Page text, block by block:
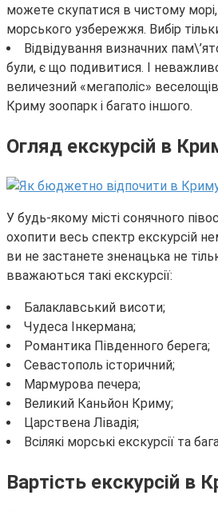
можете скупатися в чистому морі,
морського узбережжя. Вибір
Відвідування визначних
були, є що подивитися. І
величезний «мегаполіс»
Криму зоопарк і багато іншого.
Огляд екскурсій в
У будь-якому місті сонячного
охопити весь спектр екскурсій
ви не застанете зненацька не
вважаються такі екскурсії:
Балаклавський висоти;
Чудеса Інкермана;
Романтика Південного берега;
Севастополь історичний;
Мармурова печера;
Великий Каньйон Криму;
Царствена Лівадія;
Всілякі морські екскурсії та
Вартість екскурсій в